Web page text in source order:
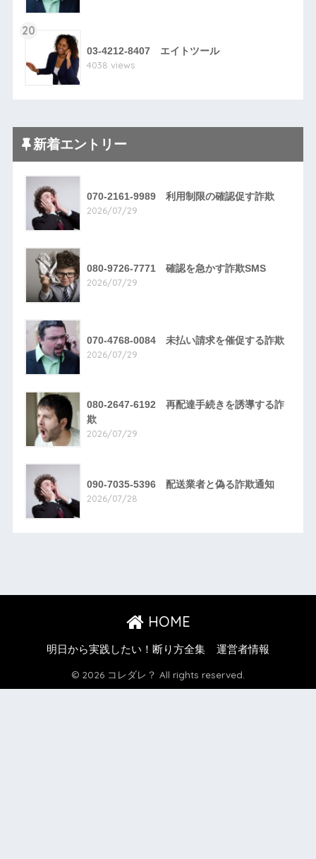
20
03-4212-8407 エイトツール
4038 views
新着エントリー
070-2161-9989 利用制限の確認促す詐欺
2026/07/29
080-9726-7771 確認を急かす詐欺SMS
2026/07/29
070-4768-0084 未払い請求を催促する詐欺
2026/07/29
080-2647-6192 再配達手続きを誘導する詐
欺
2026/07/29
090-7035-5396 配送業者と偽る詐欺通知
2026/07/28
HOME
明日から実践したい！断り方全集 運営者情報
© 2026 コレダレ？ All rights reserved.